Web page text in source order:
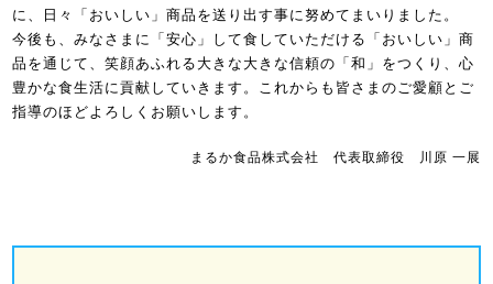
に、日々「おいしい」商品を送り出す事に努めてまいりました。
今後も、みなさまに「安心」して食していただける「おいしい」商
品を通じて、笑顔あふれる大きな大きな信頼の「和」をつくり、心
豊かな食生活に貢献していきます。これからも皆さまのご愛顧とご
指導のほどよろしくお願いします。
まるか食品株式会社 代表取締役 川原 一展